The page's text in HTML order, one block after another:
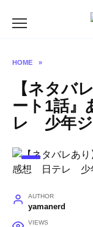
HOME »
【ネタバ
ート1話
レ 少年
AUTHOR
yamanerd
VIEWS